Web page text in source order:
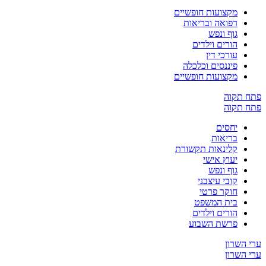
מקצועות חופשיים
רפואה ובריאות
גוף ונפש
הורים וילדים
עורכי דין
פיננסים וכלכלה
מקצועות חופשיים
יחסים
בריאות
קלינאות תקשורת
יעוץ אישי
גוף ונפש
קובי עיצבני
חוקר פרטי
בית המשפט
הורים וילדים
פרשת השבוע